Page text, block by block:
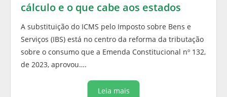
cálculo e o que cabe aos estados
A substituição do ICMS pelo Imposto sobre Bens e
Serviços (IBS) está no centro da reforma da tributação
sobre o consumo que a Emenda Constitucional nº 132,
de 2023, aprovou….
Leia mais